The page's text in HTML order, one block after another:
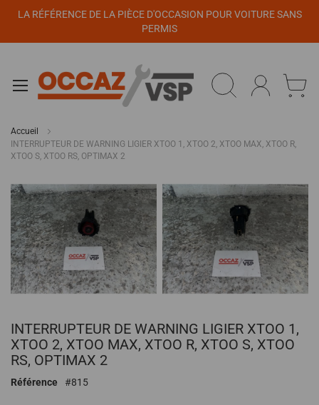
LA RÉFÉRENCE DE LA PIÈCE D'OCCASION POUR VOITURE SANS
PERMIS
Accueil
INTERRUPTEUR DE WARNING LIGIER XTOO 1, XTOO 2, XTOO MAX, XTOO R,
XTOO S, XTOO RS, OPTIMAX 2
Passer
à
la
fin
de
la
galerie
d’images
au
début
de
Galerie
INTERRUPTEUR DE WARNING LIGIER XTOO 1,
XTOO 2, XTOO MAX, XTOO R, XTOO S, XTOO
RS, OPTIMAX 2
Référence 815
Panneau de gestion des cookies